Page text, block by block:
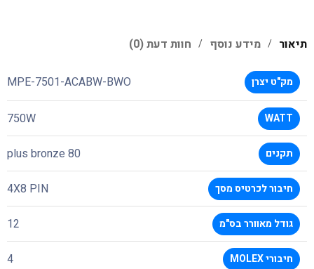
תיאור מידע נוסף חוות דעת (0)
מק"ט יצרן MPE-7501-ACABW-BWO
WATT
750W
תקנים 80 plus bronze
חיבור לכרטיס מסך 4X8 PIN
גודל מאוורר בס"מ 12
חיבורי MOLEX 4